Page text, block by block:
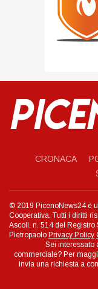
CRONACA
© 2019 PicenoNews24 è
Cooperativa. Tutti i diritti
Ascoli, n. 514 del Registro
Pietropaolo Privacy Policy
Sei interessato
commerciale? Per
invia una richiesta a